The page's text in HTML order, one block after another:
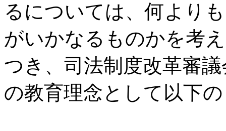
るについては、何より
がいかなるものかを考
つき、司法制度改革審
の教育理念として以下